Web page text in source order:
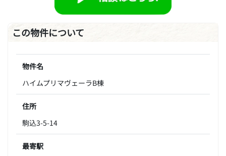
この物件について
物件名
ハイムプリマヴェーラB棟
住所
駒込3-5-14
最寄駅